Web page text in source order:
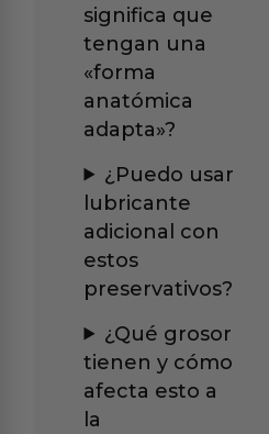
significa que
tengan una
«forma
anatómica
adapta»?
¿Puedo usar
lubricante
adicional con
estos
preservativos?
¿Qué grosor
tienen y cómo
afecta esto a
la